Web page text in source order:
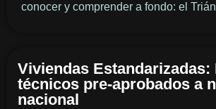
conocer y comprender a fondo: el
Viviendas Estandarizadas:
técnicos pre-aprobados a
nacional